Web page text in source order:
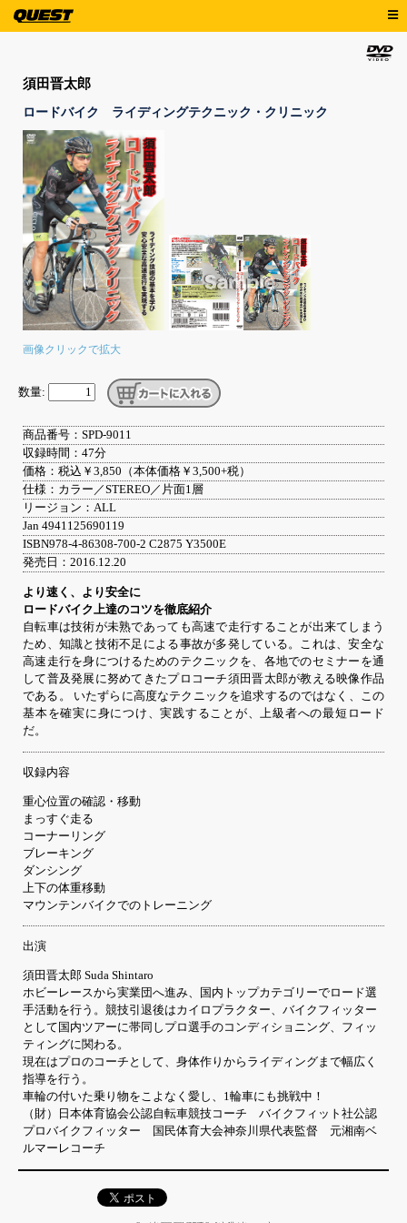
須田晋太郎
ロードバイク ライディングテクニック・クリニック
画像クリックで拡大
数量:
商品番号：SPD-9011
収録時間：47分
価格：税込￥3,850（本体価格￥3,500+税）
仕様：カラー／STEREO／片面1層
リージョン：ALL
Jan 4941125690119
ISBN978-4-86308-700-2 C2875 Y3500E
発売日：2016.12.20
より速く、より安全に
ロードバイク上達のコツを徹底紹介
自転車は技術が未熟であっても高速で走行することが出来てしまう
ため、知識と技術不足による事故が多発している。これは、安全な
高速走行を身につけるためのテクニックを、各地でのセミナーを通
して普及発展に努めてきたプロコーチ須田晋太郎が教える映像作品
である。 いたずらに高度なテクニックを追求するのではなく、この
基本を確実に身につけ、実践することが、上級者への最短ロード
だ。
収録内容
重心位置の確認・移動
まっすぐ走る
コーナーリング
ブレーキング
ダンシング
上下の体重移動
マウンテンバイクでのトレーニング
出演
須田晋太郎 Suda Shintaro
ホビーレースから実業団へ進み、国内トップカテゴリーでロード選
手活動を行う。競技引退後はカイロプラクター、バイクフィッター
として国内ツアーに帯同しプロ選手のコンディショニング、フィッ
ティングに関わる。
現在はプロのコーチとして、身体作りからライディングまで幅広く
指導を行う。
車輪の付いた乗り物をこよなく愛し、1輪車にも挑戦中！
（財）日本体育協会公認自転車競技コーチ バイクフィット社公認
プロバイクフィッター 国民体育大会神奈川県代表監督 元湘南ベ
ルマーレコーチ